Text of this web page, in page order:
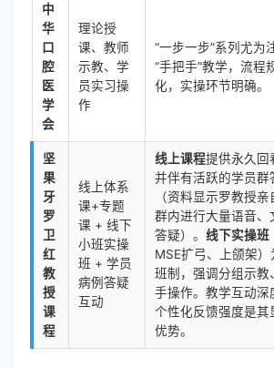
中
华
口
腔
医
学
会
理论授
课、教师
示教、学
员实习操
作
“一步一步”系列尤为
“手把手”教学，流程
化，实操环节明确。
坚
果
牙
罗
卫
红
教
授
课
程
线上体系
课+专题
课 + 线下
小班实操
班 + 学员
病例答疑
互动
线上课程提供永久回
并伴有活跃的学员群
（资料显示罗教授亲
群内进行大量语音、
答疑）。 线下实操班
MSE扩弓、上颌架）
班制，强调分组示教
手操作。教学互动深
个性化反馈强度是其
优势。